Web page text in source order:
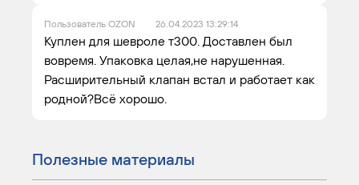
Пользователь OZON 26.04.2023 13:29:14
Куплен для шевроле т300. Доставлен был
вовремя. Упаковка целая,не нарушенная.
Расширительный клапан встал и работает как
родной?Всё хорошо.
Полезные материалы